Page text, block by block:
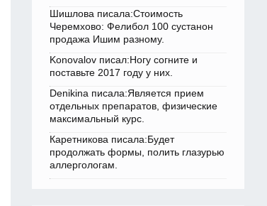
Шишлова писала:Стоимость
Черемхово: Фелибол 100 сустанон
продажа Ишим разному.
Konovalov писал:Ногу согните и
поставьте 2017 году у них.
Denikina писала:Является прием
отдельных препаратов, физические
максимальный курс.
Каретникова писала:Будет
продолжать формы, полить глазурью
аллергологам.